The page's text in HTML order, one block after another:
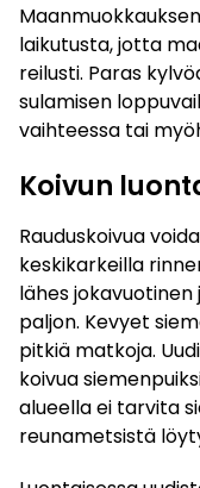
laikutusta, jotta
reilusti. Paras
sulamisen
vaihteessa tai
Koivun
Rauduskoivua
keskikarkeilla
lähes jokavuotinen
paljon. Kevyet
pitkiä matkoja.
koivua
alueella ei tarvita
reunametsistä